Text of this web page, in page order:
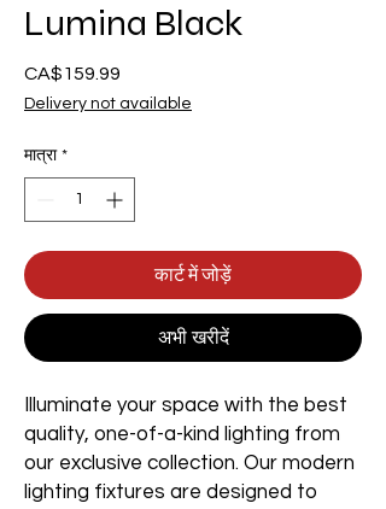
Lumina Black
CA$159.99
Delivery not available
मात्रा *
कार्ट में जोड़ें
अभी खरीदें
Illuminate your space with the best
quality, one-of-a-kind lighting from
our exclusive collection. Our modern
lighting fixtures are designed to